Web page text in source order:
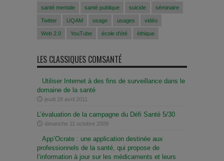
santé mentale santé publique suicide séminaire
Twitter UQAM usage usages vidéo
Web 2.0 YouTube école d'été éthique
LES CLASSIQUES COMSANTÉ
Utiliser Internet à des fins de surveillance dans le
domaine de la santé
jeudi 28 avril 2011
L’évaluation de la campagne du Défi Santé 5/30
dimanche 11 octobre 2009
App’Ocrate : une application destinée aux
professionnels de la santé, qui propose de
l’information à jour sur les médicaments et leurs